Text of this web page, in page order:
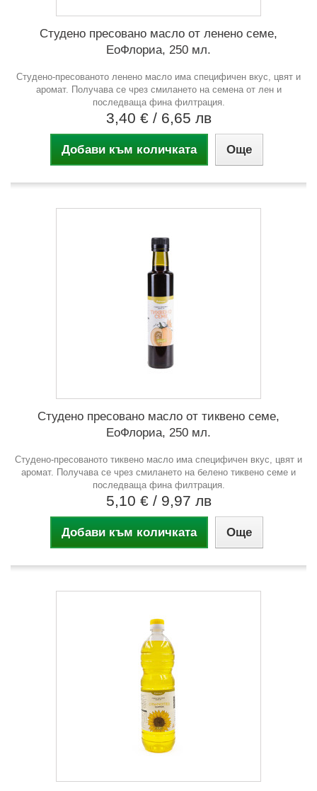
Студено пресовано масло от ленено семе,
ЕоФлориа, 250 мл.
Студено-пресованото ленено масло има специфичен вкус, цвят и
аромат. Получава се чрез смилането на семена от лен и
последваща фина филтрация.
3,40 € / 6,65 лв
Добави към количката Още
Студено пресовано масло от тиквено семе,
ЕоФлориа, 250 мл.
Студено-пресованото тиквено масло има специфичен вкус, цвят и
аромат. Получава се чрез смилането на белено тиквено семе и
последваща фина филтрация.
5,10 € / 9,97 лв
Добави към количката Още